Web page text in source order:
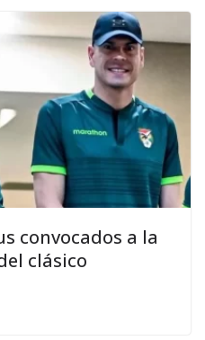
convocados a la
clásico